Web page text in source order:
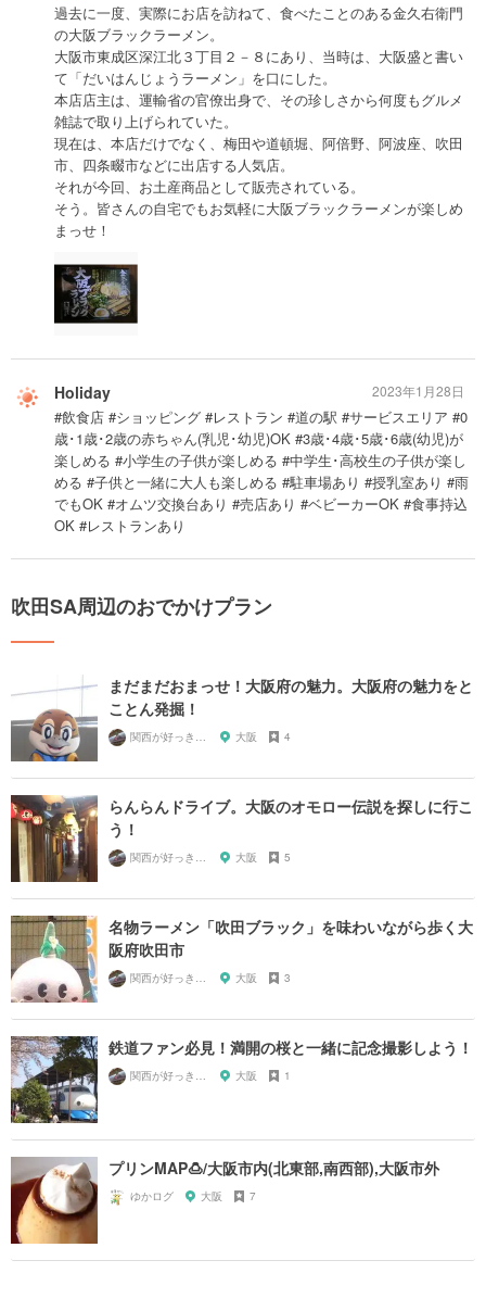
過去に一度、実際にお店を訪ねて、食べたことのある金久右衛門
の大阪ブラックラーメン。
大阪市東成区深江北３丁目２－８にあり、当時は、大阪盛と書い
て「だいはんじょうラーメン」を口にした。
本店店主は、運輸省の官僚出身で、その珍しさから何度もグルメ
雑誌で取り上げられていた。
現在は、本店だけでなく、梅田や道頓堀、阿倍野、阿波座、吹田
市、四条畷市などに出店する人気店。
それが今回、お土産商品として販売されている。
そう。皆さんの自宅でもお気軽に大阪ブラックラーメンが楽しめ
まっせ！
Holiday
#飲食店 #ショッピング #レストラン #道の駅 #サービスエリア #0
歳･1歳･2歳の赤ちゃん(乳児･幼児)OK #3歳･4歳･5歳･6歳(幼児)が
楽しめる #小学生の子供が楽しめる #中学生･高校生の子供が楽し
める #子供と一緒に大人も楽しめる #駐車場あり #授乳室あり #雨
でもOK #オムツ交換台あり #売店あり #ベビーカーOK #食事持込
OK #レストランあり
2023年1月28日
吹田SA周辺のおでかけプラン
まだまだおまっせ！大阪府の魅力。大阪府の魅力をと
ことん発掘！
関西が好っきゃねん 大阪 4
らんらんドライブ。大阪のオモロー伝説を探しに行こ
う！
関西が好っきゃねん 大阪 5
名物ラーメン「吹田ブラック」を味わいながら歩く大
阪府吹田市
関西が好っきゃねん 大阪 3
鉄道ファン必見！満開の桜と一緒に記念撮影しよう！
関西が好っきゃねん 大阪 1
プリンMAP🍮/大阪市内(北東部,南西部),大阪市外
ゆかログ 大阪 7